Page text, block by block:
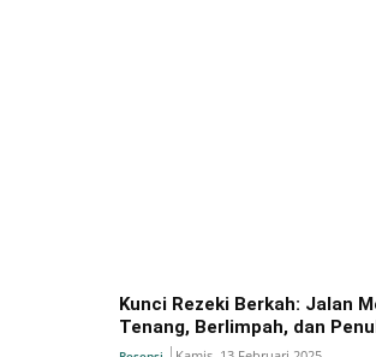
Kunci Rezeki Berkah: Jalan
Tenang, Berlimpah, dan